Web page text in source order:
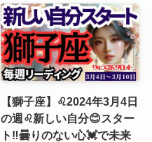
【獅子座】♌️2024年3月4日
の週♌️新しい自分😊スター
ト‼️曇りのない心💓で未来